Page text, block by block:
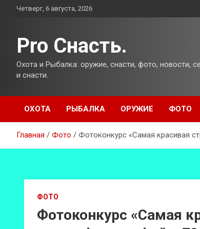
ПерейтиЧетверг, 6 августа, 2026
Pro Снасть.
Охота и Рыбалка: оружие, снасти, фото, новости,
и снасти.
ОХОТА РЫБАЛКА ОРУЖИЕ ФОТО
Главная Фото Фотоконкурс «Самая красивая
ФОТО
Фотоконкурс «Самая